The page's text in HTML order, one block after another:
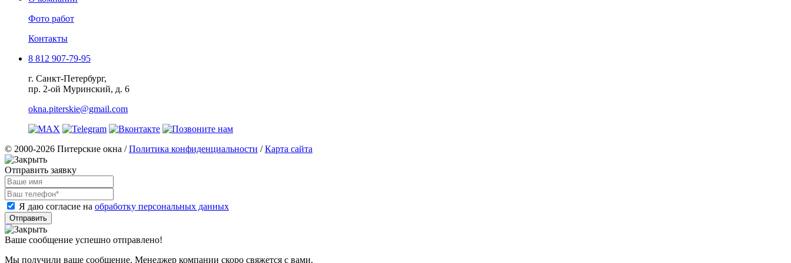
Фото работ
Контакты
8 812 907-79-95
г. Санкт-Петербург,
пр. 2-ой Муринский, д. 6
okna.piterskie@gmail.com
© 2000-2026 Питерские окна /Политика конфиденциальности /Карта сайта
Отправить заявку
Я даю согласие на обработку персональных данных
Ваше сообщение успешно отправлено!
Мы получили ваше сообщение. Менеджер компании скоро свяжется с вами.